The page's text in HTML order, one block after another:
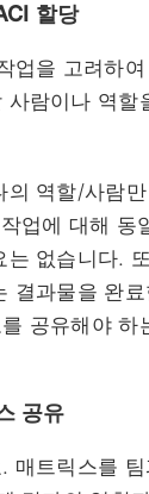
할당
업을 고려하
사람이나 역할
의 역할/사람
업에 대해 동
는 없습니다.
결과물을 완
공유해야 하
공유
매트릭스를 팀